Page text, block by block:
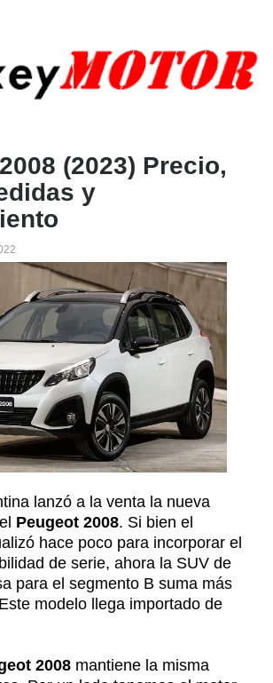
(2023) Precio,
y
lanzó a la venta la nueva
Peugeot 2008. Si bien el
hace poco para incorporar el
de serie, ahora la SUV de
para el segmento B suma más
modelo llega importado de
2008 mantiene la misma